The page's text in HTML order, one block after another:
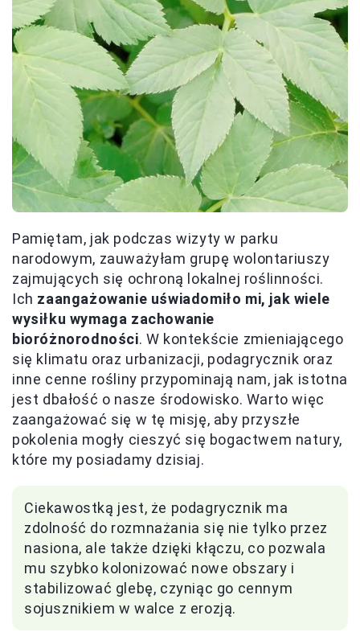
Pamiętam, jak podczas wizyty w parku
narodowym, zauważyłam grupę wolontariuszy
zajmujących się ochroną lokalnej roślinności.
Ich zaangażowanie uświadomiło mi, jak wiele
wysiłku wymaga zachowanie
bioróżnorodności. W kontekście zmieniającego
się klimatu oraz urbanizacji, podagrycznik oraz
inne cenne rośliny przypominają nam, jak istotna
jest dbałość o nasze środowisko. Warto więc
zaangażować się w tę misję, aby przyszłe
pokolenia mogły cieszyć się bogactwem natury,
które my posiadamy dzisiaj.
Ciekawostką jest, że podagrycznik ma
zdolność do rozmnażania się nie tylko przez
nasiona, ale także dzięki kłączu, co pozwala
mu szybko kolonizować nowe obszary i
stabilizować glebę, czyniąc go cennym
sojusznikiem w walce z erozją.